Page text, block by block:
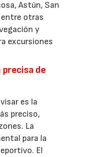
Astún, San
entre otras
y
excursiones
de
es la
preciso,
La
para la
El